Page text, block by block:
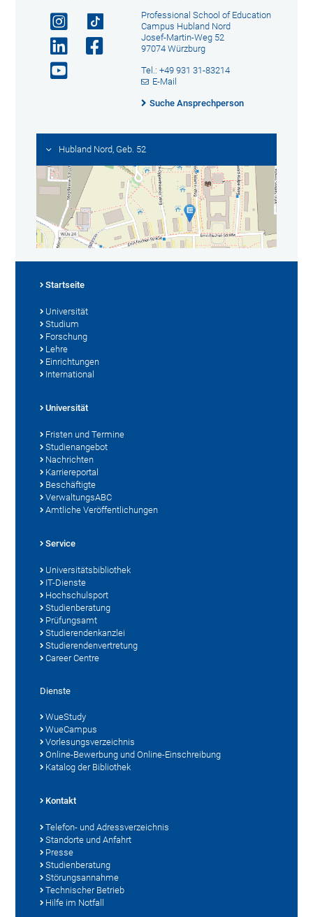
Professional School of Education
Campus Hubland Nord
Josef-Martin-Weg 52
97074 Würzburg
Tel.: +49 931 31-83214
E-Mail
Suche Ansprechperson
Hubland Nord, Geb. 52
Startseite
Universität
Studium
Forschung
Lehre
Einrichtungen
International
Universität
Fristen und Termine
Studienangebot
Nachrichten
Karriereportal
Beschäftigte
VerwaltungsABC
Amtliche Veröffentlichungen
Service
Universitätsbibliothek
IT-Dienste
Hochschulsport
Studienberatung
Prüfungsamt
Studierendenkanzlei
Studierendenvertretung
Career Centre
Dienste
WueStudy
WueCampus
Vorlesungsverzeichnis
Online-Bewerbung und Online-Einschreibung
Katalog der Bibliothek
Kontakt
Telefon- und Adressverzeichnis
Standorte und Anfahrt
Presse
Studienberatung
Störungsannahme
Technischer Betrieb
Hilfe im Notfall